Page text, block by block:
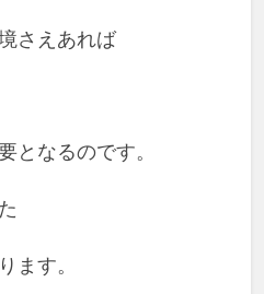
さえあれば
となるのです。
ます。